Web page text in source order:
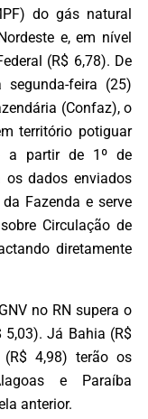
do gás natural
e, em nível
(R$ 6,78). De
feira (25)
(Confaz), o
território potiguar
a partir de 1º de
os dados enviados
Fazenda e serve
Circulação de
diretamente
no RN supera o
5,03). Já Bahia (R$
(R$ 4,98) terão os
e Paraíba
anterior.